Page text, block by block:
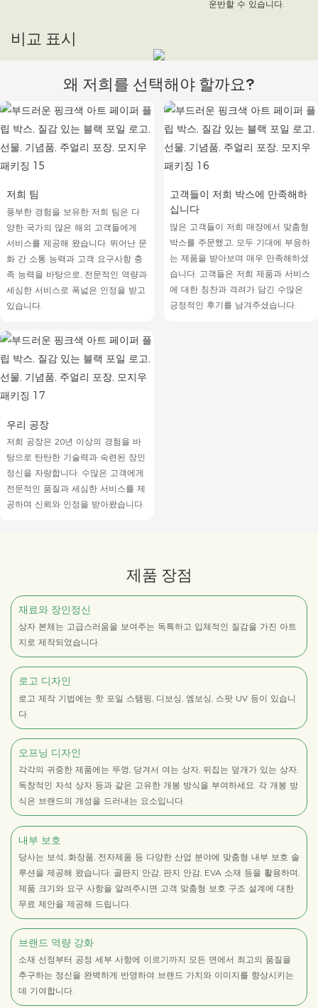
운반할 수 있습니다.
비교 표시
왜 저희를 선택해야 할까요?
저희 팀
풍부한 경험을 보유한 저희 팀은 다
양한 국가의 많은 해외 ​​고객들에게
서비스를 제공해 왔습니다. 뛰어난 문
화 간 소통 능력과 고객 요구사항 충
족 능력을 바탕으로, 전문적인 역량과
세심한 서비스로 폭넓은 인정을 받고
있습니다.
고객들이 저희 박스에 만족해하
십니다
많은 고객들이 저희 매장에서 맞춤형
박스를 주문했고, 모두 기대에 부응하
는 제품을 받아보며 매우 만족해하셨
습니다. 고객들은 저희 제품과 서비스
에 대한 칭찬과 격려가 담긴 수많은
긍정적인 후기를 남겨주셨습니다.
우리 공장
저희 공장은 20년 이상의 경험을 바
탕으로 탄탄한 기술력과 숙련된 장인
정신을 자랑합니다. 수많은 고객에게
전문적인 품질과 세심한 서비스를 제
공하며 신뢰와 인정을 받아왔습니다.
제품 장점
재료와 장인정신
상자 본체는 고급스러움을 보여주는 독특하고 입체적인 질감을 가진 아트
지로 제작되었습니다.
로고 디자인
로고 제작 기법에는 핫 포일 스탬핑, 디보싱, 엠보싱, 스팟 UV 등이 있습니
다.
오프닝 디자인
각각의 귀중한 제품에는 뚜껑, 당겨서 여는 상자, 뒤집는 덮개가 있는 상자,
독창적인 자석 상자 등과 같은 고유한 개봉 방식을 부여하세요. 각 개봉 방
식은 브랜드의 개성을 드러내는 요소입니다.
내부 보호
당사는 보석, 화장품, 전자제품 등 다양한 산업 분야에 맞춤형 내부 보호 솔
루션을 제공해 왔습니다. 골판지 안감, 판지 안감, EVA 소재 등을 활용하며,
제품 크기와 요구 사항을 알려주시면 고객 맞춤형 보호 구조 설계에 대한
무료 제안을 제공해 드립니다.
브랜드 역량 강화
소재 선정부터 공정 세부 사항에 이르기까지 모든 면에서 최고의 품질을
추구하는 정신을 완벽하게 반영하여 브랜드 가치와 이미지를 향상시키는
데 기여합니다.